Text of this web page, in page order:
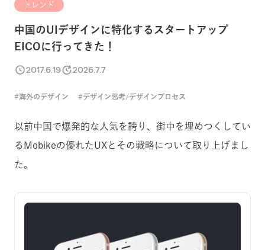
トレンド
中国のUIデザインに特化するスタートアップ
EICOに行ってきた！
2017.6.19 2026.7.7
海外のデザイン デザイン思考/デザインプロセス
以前中国で爆発的な人気を誇り、街中を埋めつくしてい
るMobikeの優れたUXとその戦略について取り上げまし
た。